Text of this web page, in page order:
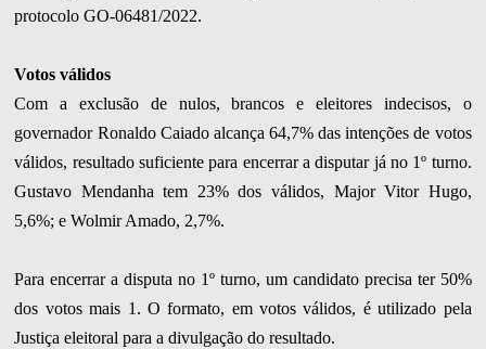
protocolo GO-06481/2022.
Votos válidos
Com a exclusão de nulos, brancos e eleitores indecisos, o
governador Ronaldo Caiado alcança 64,7% das intenções de votos
válidos, resultado suficiente para encerrar a disputar já no 1º turno.
Gustavo Mendanha tem 23% dos válidos, Major Vitor Hugo,
5,6%; e Wolmir Amado, 2,7%.
Para encerrar a disputa no 1º turno, um candidato precisa ter 50%
dos votos mais 1. O formato, em votos válidos, é utilizado pela
Justiça eleitoral para a divulgação do resultado.